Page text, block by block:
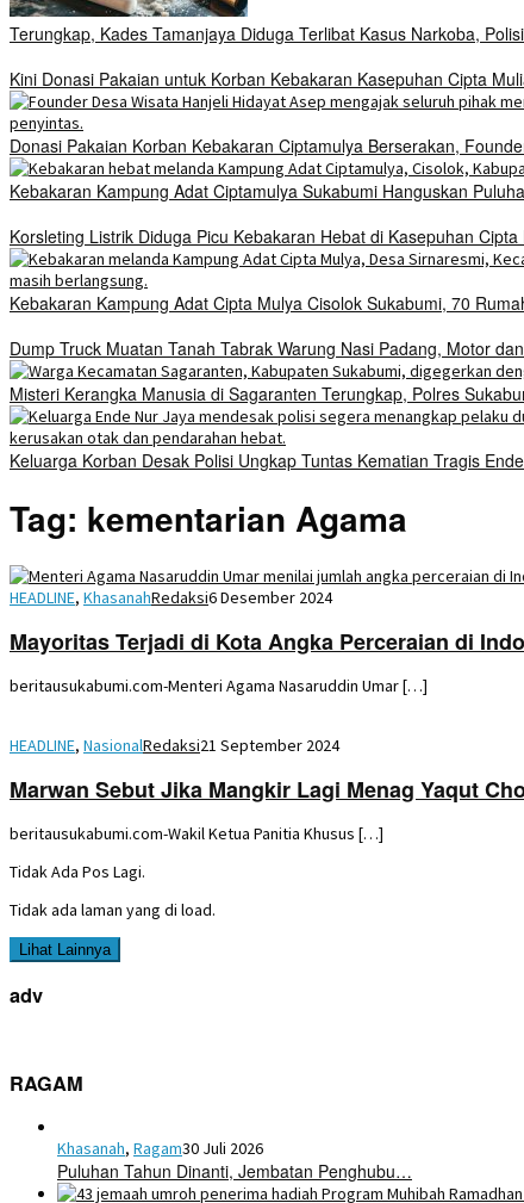
Terungkap, Kades Tamanjaya Diduga Terlibat Kasus Narkoba,
Kini Donasi Pakaian untuk Korban Kebakaran Kasepuhan Cipta
Donasi Pakaian Korban Kebakaran Ciptamulya Berserakan,
Kebakaran Kampung Adat Ciptamulya Sukabumi Hanguskan
Korsleting Listrik Diduga Picu Kebakaran Hebat di Kasepuhan
Kebakaran Kampung Adat Cipta Mulya Cisolok Sukabumi, 70
Dump Truck Muatan Tanah Tabrak Warung Nasi Padang, Motor
Misteri Kerangka Manusia di Sagaranten Terungkap, Polres
Keluarga Korban Desak Polisi Ungkap Tuntas Kematian Tragis
Tag: kementarian Agama
HEADLINE, KhasanahRedaksi6 Desember 2024
Mayoritas Terjadi di Kota Angka Perceraian di
beritausukabumi.com-Menteri Agama Nasaruddin Umar […]
HEADLINE, NasionalRedaksi21 September 2024
Marwan Sebut Jika Mangkir Lagi Menag Yaqut
beritausukabumi.com-Wakil Ketua Panitia Khusus […]
Tidak Ada Pos Lagi.
Tidak ada laman yang di load.
Lihat Lainnya
adv
RAGAM
Khasanah, Ragam30 Juli 2026
Puluhan Tahun Dinanti, Jembatan Penghubu…